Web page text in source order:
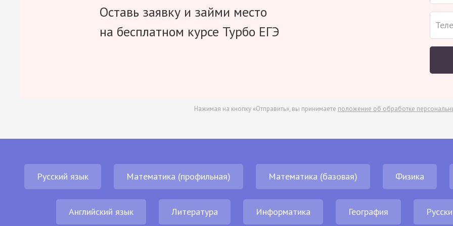
Оставь заявку и займи место
на бесплатном курсе Турбо ЕГЭ
Нажимая на кнопку «Отправить», вы принимаете положение об обработке
Русский язык Математика (профильная) Математика (базовая) Физика
Английский язык Литература Информатика География